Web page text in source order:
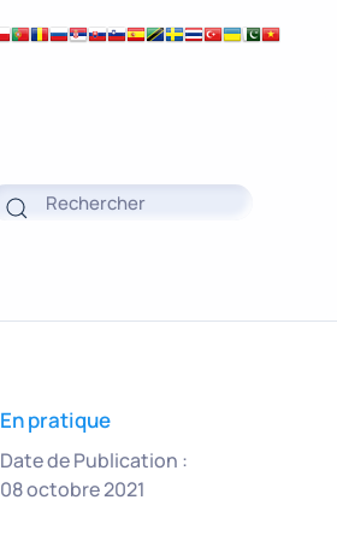
En pratique
Date de Publication :
08 octobre 2021